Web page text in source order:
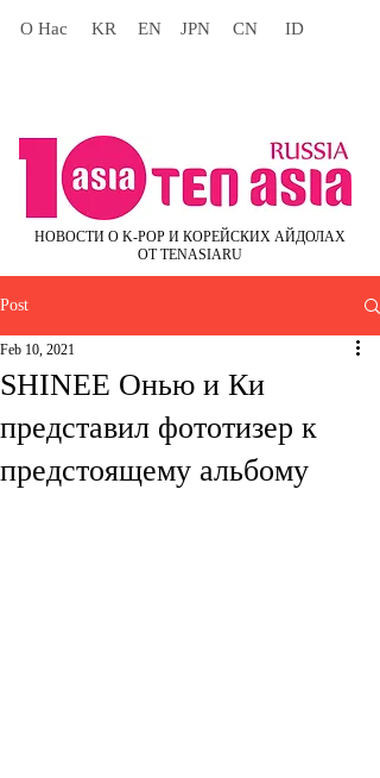
О Нас KR EN JPN CN ID
НОВОСТИ О K-POP И КОРЕЙСКИХ АЙДОЛАХ
ОТ TENASIARU
Post
SHINEE Онью и Ки
представил фототизер к
предстоящему альбому
Feb 10, 2021